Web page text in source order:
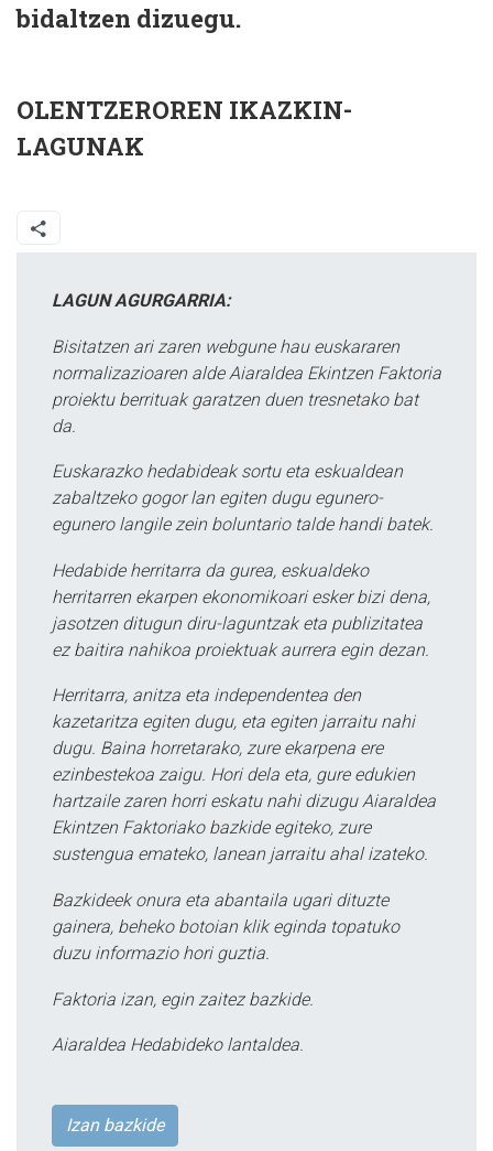
bidaltzen dizuegu.
OLENTZEROREN IKAZKIN-
LAGUNAK
LAGUN AGURGARRIA:
Bisitatzen ari zaren webgune hau euskararen
normalizazioaren alde Aiaraldea Ekintzen Faktoria
proiektu berrituak garatzen duen tresnetako bat
da.
Euskarazko hedabideak sortu eta eskualdean
zabaltzeko gogor lan egiten dugu egunero-
egunero langile zein boluntario talde handi batek.
Hedabide herritarra da gurea, eskualdeko
herritarren ekarpen ekonomikoari esker bizi dena,
jasotzen ditugun diru-laguntzak eta publizitatea
ez baitira nahikoa proiektuak aurrera egin dezan.
Herritarra, anitza eta independentea den
kazetaritza egiten dugu, eta egiten jarraitu nahi
dugu. Baina horretarako, zure ekarpena ere
ezinbestekoa zaigu. Hori dela eta, gure edukien
hartzaile zaren horri eskatu nahi dizugu Aiaraldea
Ekintzen Faktoriako bazkide egiteko, zure
sustengua emateko, lanean jarraitu ahal izateko.
Bazkideek onura eta abantaila ugari dituzte
gainera, beheko botoian klik eginda topatuko
duzu informazio hori guztia.
Faktoria izan, egin zaitez bazkide.
Aiaraldea Hedabideko lantaldea.
Izan bazkide